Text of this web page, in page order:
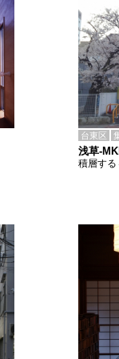
台東区
浅草-
積層する